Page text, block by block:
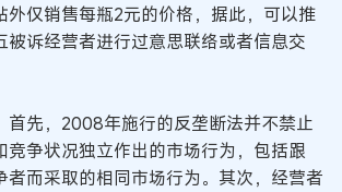
外仅销售每瓶2元的价格，据此，可以推
被诉经营者进行过意思联络或者信息交
首先，2008年施行的反垄断法并不禁止
竞争状况独立作出的市场行为，包括跟
者而采取的相同市场行为。其次，经营者